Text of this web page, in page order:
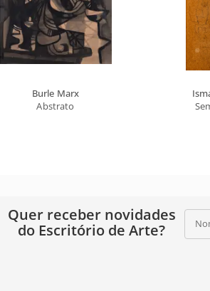
Burle Marx
Abstrato
Quer receber novidades
do Escritório de Arte?